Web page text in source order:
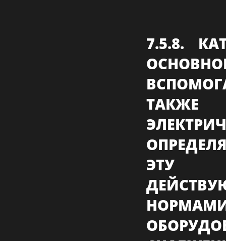
7.5.8.
ТАКЖЕ
ЭТУ